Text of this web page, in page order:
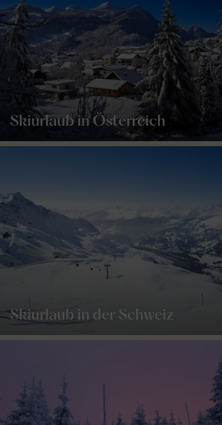
Skiurlaub in Österreich
Skiurlaub in der Schweiz